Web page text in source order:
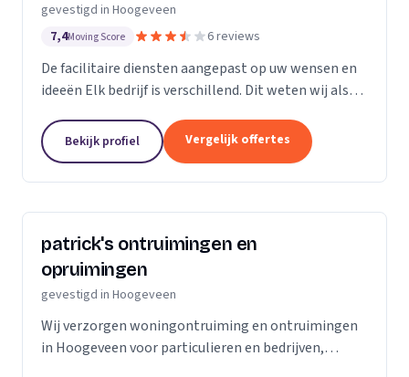
gevestigd in Hoogeveen
7,4Moving Score 6 reviews
De facilitaire diensten aangepast op uw wensen en
ideeën Elk bedrijf is verschillend. Dit weten wij als
diensten op uw wensen en ideeën aanpassen....
Bekijk profiel Vergelijk offertes
patrick's ontruimingen en
opruimingen
gevestigd in Hoogeveen
Wij verzorgen woningontruiming en ontruimingen
in Hoogeveen voor particulieren en bedrijven,